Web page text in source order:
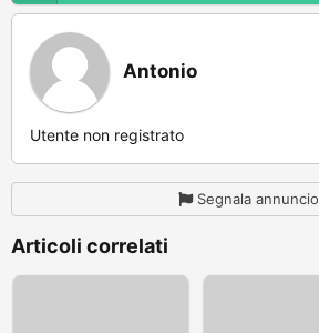
Antonio
Utente non registrato
Segnala annuncio
Articoli correlati